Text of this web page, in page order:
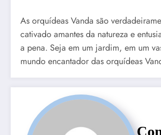
As orquídeas Vanda são
cativado amantes da natureza e
a pena. Seja em um jardim, em um
mundo encantador das orquídeas